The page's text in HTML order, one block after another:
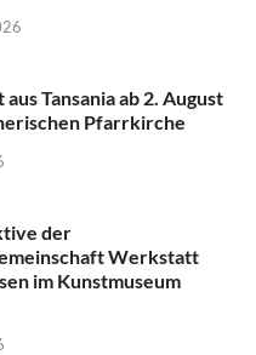
Tansania ab 2. August
Pfarrkirche
der
Werkstatt
im Kunstmuseum